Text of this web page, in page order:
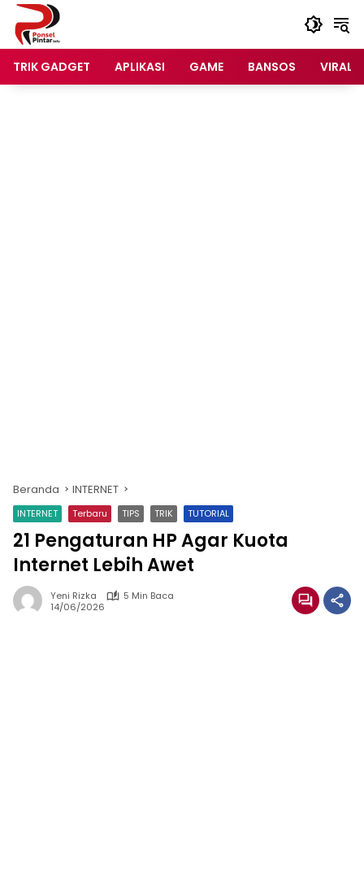
Langsung
konten
TRIK GADGET
APLIKASI GAME BANSOS VIRAL
Beranda INTERNET
INTERNET Terbaru TIPS TRIK TUTORIAL
21 Pengaturan HP Agar Kuota
Internet Lebih Awet
Yeni Rizka
5 Min Baca
14/06/2026